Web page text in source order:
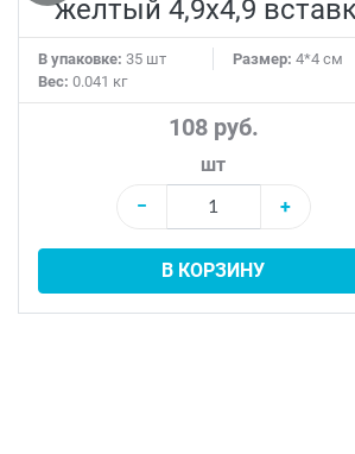
желтый 4,9х4,9
В упаковке: 35 шт Размер: 4*4 см
Вес: 0.041 кг
108 руб.
шт
−
+
В КОРЗИНУ